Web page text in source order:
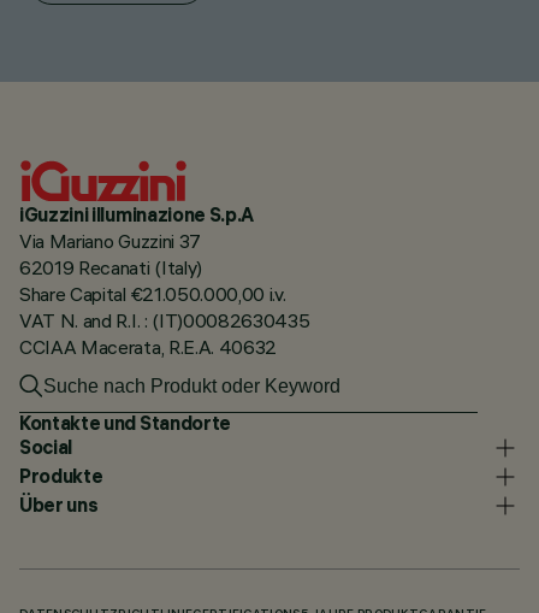
iGuzzini illuminazione S.p.A
Via Mariano Guzzini 37
62019 Recanati (Italy)
Share Capital €21.050.000,00 i.v.
VAT N. and R.I. : (IT)00082630435
CCIAA Macerata, R.E.A. 40632
Kontakte und Standorte
Social
Produkte
Über uns